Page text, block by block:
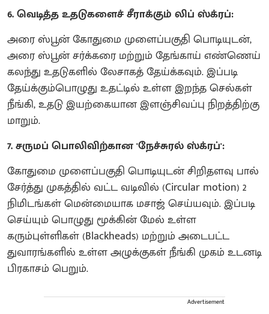
6. வெடித்த உதடுகளைச் சீராக்கும் லிப் ஸ்க்ரப்:
அரை ஸ்பூன் கோதுமை முளைப்பகுதி பொடியுடன்,
அரை ஸ்பூன் சர்க்கரை மற்றும் தேங்காய் எண்ணெய்
கலந்து உதடுகளில் லேசாகத் தேய்க்கவும். இப்படி
தேய்க்கும்பொழுது உதட்டில் உள்ள இறந்த செல்கள்
நீங்கி, உதடு இயற்கையான இளஞ்சிவப்பு நிறத்திற்கு
மாறும்.
7. சருமப் பொலிவிற்கான 'நேச்சுரல் ஸ்க்ரப்':
கோதுமை முளைப்பகுதி பொடியுடன் சிறிதளவு பால்
சேர்த்து முகத்தில் வட்ட வடிவில் (Circular motion) 2
நிமிடங்கள் மென்மையாக மசாஜ் செய்யவும். இப்படி
செய்யும் பொழுது மூக்கின் மேல் உள்ள
கரும்புள்ளிகள் (Blackheads) மற்றும் அடைபட்ட
துவாரங்களில் உள்ள அழுக்குகள் நீங்கி முகம் உடனடி
பிரகாசம் பெறும்.
Advertisement